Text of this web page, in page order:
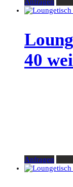
Anfragen
40
Anfragen